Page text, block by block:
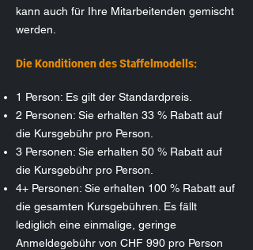
kann auch für Ihre Mitarbeitenden gemischt
werden.
Die Konditionen des Staffelmodells:
1 Person: Es gilt der Standardpreis.
2 Personen: Sie erhalten 33 % Rabatt auf
die Kursgebühr pro Person.
3 Personen: Sie erhalten 50 % Rabatt auf
die Kursgebühr pro Person.
4+ Personen: Sie erhalten 100 % Rabatt auf
die gesamten Kursgebühren. Es fällt
lediglich eine einmalige, geringe
Anmeldegebühr von CHF 990 pro Person